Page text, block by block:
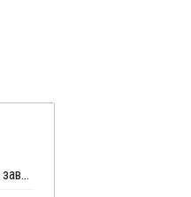
Sinopec Sichuan Petroleum 5 апреля закроет завод ароматики в Китае на плановый ремонт